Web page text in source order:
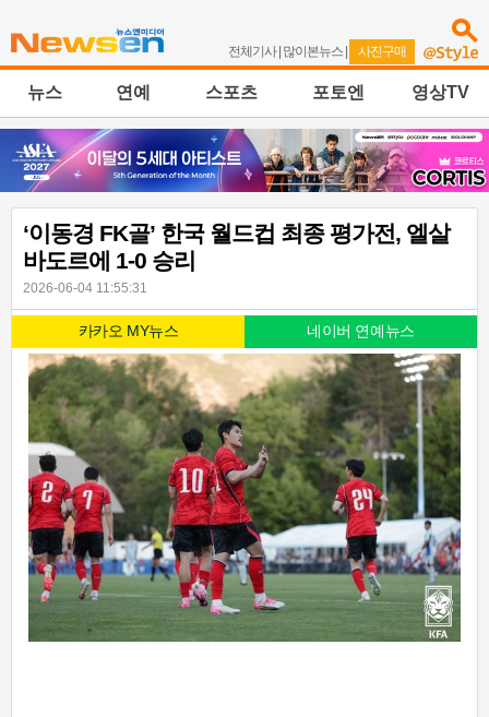
전체기사| 많이본뉴스 | 사진구매
뉴스 연예 스포츠 포토엔 영상TV
‘이동경 FK골’ 한국 월드컵 최종 평가전, 엘살
바도르에 1-0 승리
2026-06-04 11:55:31
카카오 MY뉴스 네이버 연예뉴스